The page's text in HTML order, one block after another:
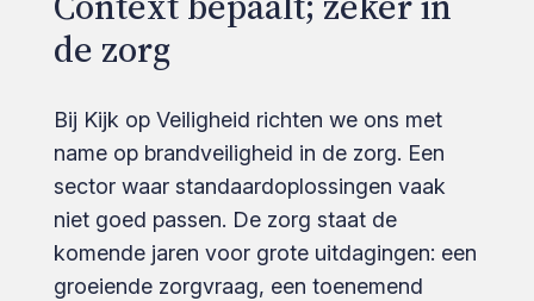
de zorg
Bij Kijk op Veiligheid richten we ons met
name op brandveiligheid in de zorg. Een
sector waar standaardoplossingen vaak
niet goed passen. De zorg staat de
komende jaren voor grote uitdagingen: een
groeiende zorgvraag, een toenemend